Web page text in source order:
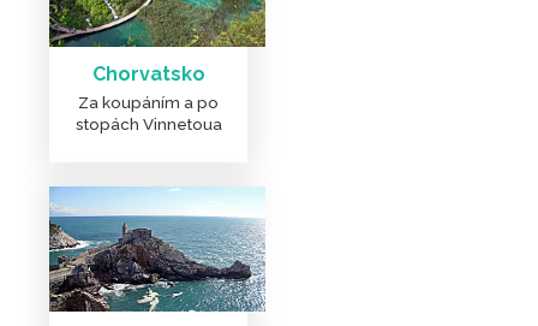
DALŠÍ ČLÁNKY A FOTKY
Chorvatsko
Za koupáním a po
stopách Vinnetoua